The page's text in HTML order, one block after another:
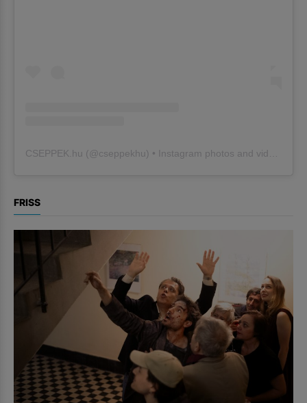
CSEPPEK.hu (@cseppekhu ) • Instagram photos and videos
FRISS